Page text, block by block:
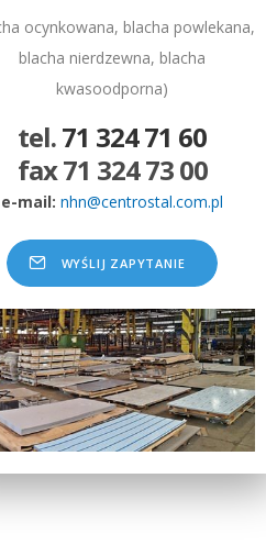
ocynkowana, blacha powlekana,
blacha nierdzewna, blacha
kwasoodporna)
tel.71 324 71 60
fax 71 324 73 00
e-mail: nhn@centrostal.com.pl
WYŚLIJ ZAPYTANIE